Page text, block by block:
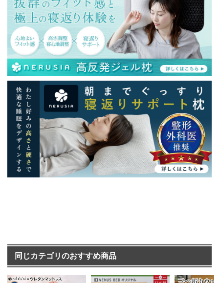
同じカテゴリのおすすめ商品